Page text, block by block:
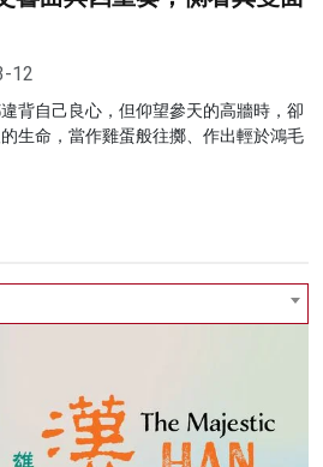
12
背自己良心，但仰望參天的高牆時，卻
生命，當作雞蛋般往擲、作出輕於鴻毛